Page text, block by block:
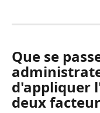
Que se
d'appliquer
deux